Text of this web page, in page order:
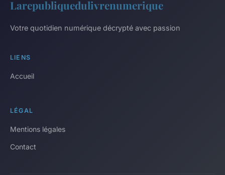
Larepubliquedulivrenumerique
Votre quotidien numérique décrypté avec passion
LIENS
Accueil
LÉGAL
Mentions légales
Contact